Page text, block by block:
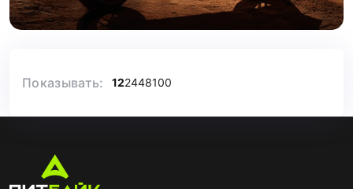
Показывать: 122448100